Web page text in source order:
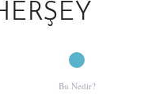
Bu Nedir?